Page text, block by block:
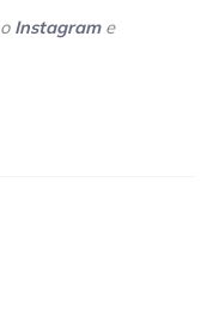
Instagrame